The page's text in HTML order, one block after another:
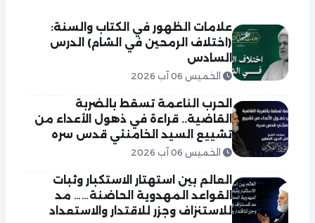
علامات الظهور في الكتاب والسنة:
(اختلاف الرمحين في الشام) الدرس
السادس
الخميس 06 آب 2026
الحرب الناعمة تسقط بالضربة
القاضية.. قراءة في ذهول الأعداء من
تشييع السيد الخامنئي قدس سره
الخميس 06 آب 2026
العالم بين استهتار الاستكبار وثبات
القواعد المهدوية الحاضنة…… مد
للاستنزاف وجزر للاقتدار والاستعداد